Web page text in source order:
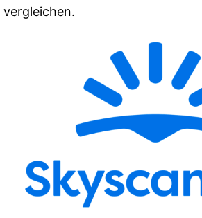
vergleichen.